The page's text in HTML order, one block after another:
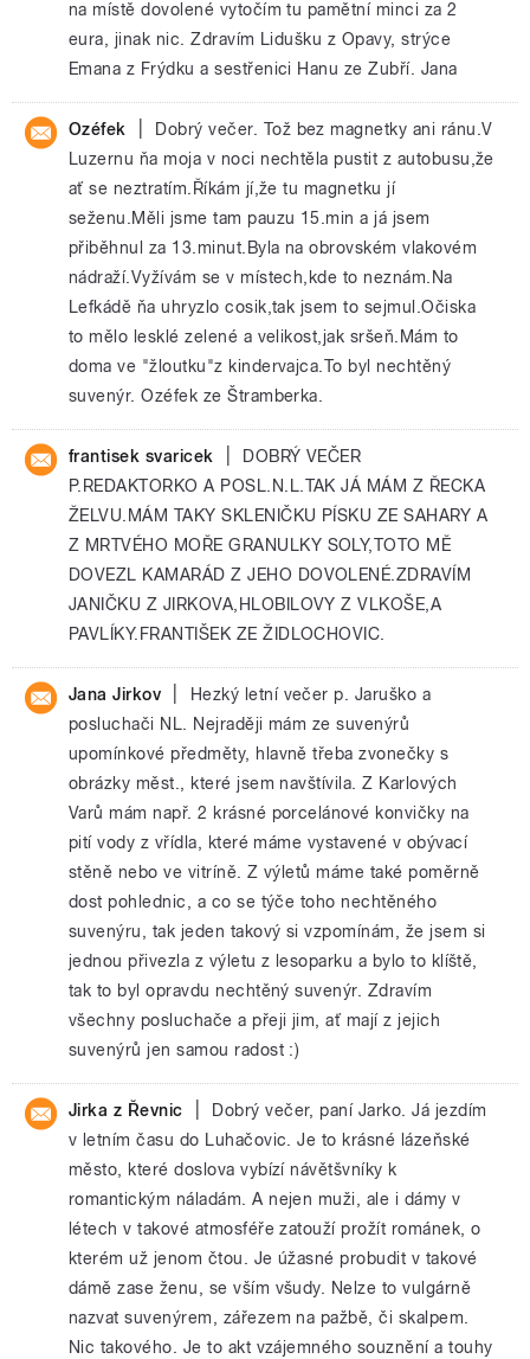
na místě dovolené vytočím tu pamětní minci za 2
eura, jinak nic. Zdravím Lidušku z Opavy, strýce
Emana z Frýdku a sestřenici Hanu ze Zubří. Jana
Ozéfek
Dobrý večer. Tož bez magnetky ani ránu.V
Luzernu ňa moja v noci nechtěla pustit z autobusu,že
ať se neztratím.Říkám jí,že tu magnetku jí
seženu.Měli jsme tam pauzu 15.min a já jsem
přiběhnul za 13.minut.Byla na obrovském vlakovém
nádraží.Vyžívám se v místech,kde to neznám.Na
Lefkádě ňa uhryzlo cosik,tak jsem to sejmul.Očiska
to mělo lesklé zelené a velikost,jak sršeň.Mám to
doma ve "žloutku"z kindervajca.To byl nechtěný
suvenýr. Ozéfek ze Štramberka.
frantisek svaricek
DOBRÝ VEČER
P.REDAKTORKO A POSL.N.L.TAK JÁ MÁM Z ŘECKA
ŽELVU.MÁM TAKY SKLENIČKU PÍSKU ZE SAHARY A
Z MRTVÉHO MOŘE GRANULKY SOLY,TOTO MĚ
DOVEZL KAMARÁD Z JEHO DOVOLENÉ.ZDRAVÍM
JANIČKU Z JIRKOVA,HLOBILOVY Z VLKOŠE,A
PAVLÍKY.FRANTIŠEK ZE ŽIDLOCHOVIC.
Jana Jirkov
Hezký letní večer p. Jaruško a
posluchači NL. Nejraději mám ze suvenýrů
upomínkové předměty, hlavně třeba zvonečky s
obrázky měst., které jsem navštívila. Z Karlových
Varů mám např. 2 krásné porcelánové konvičky na
pití vody z vřídla, které máme vystavené v obývací
stěně nebo ve vitríně. Z výletů máme také poměrně
dost pohlednic, a co se týče toho nechtěného
suvenýru, tak jeden takový si vzpomínám, že jsem si
jednou přivezla z výletu z lesoparku a bylo to klíště,
tak to byl opravdu nechtěný suvenýr. Zdravím
všechny posluchače a přeji jim, ať mají z jejich
suvenýrů jen samou radost :)
Jirka z Řevnic
Dobrý večer, paní Jarko. Já jezdím
v letním času do Luhačovic. Je to krásné lázeňské
město, které doslova vybízí návětšvníky k
romantickým náladám. A nejen muži, ale i dámy v
létech v takové atmosféře zatouží prožít románek, o
kterém už jenom čtou. Je úžasné probudit v takové
dámě zase ženu, se vším všudy. Nelze to vulgárně
nazvat suvenýrem, zářezem na pažbě, či skalpem.
Nic takového. Je to akt vzájemného souznění a touhy